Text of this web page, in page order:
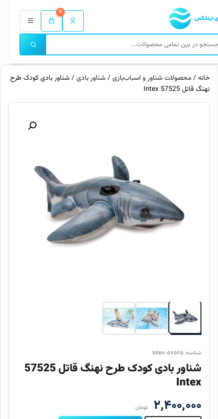
0
خانه/محصولات شناور و اسباب‌بازی/شناور بادی/ شناور بادی کودک طرح
نهنگ قاتل 57525 Intex
شناسه: Intex-۵۷۵۲۵
شناور بادی کودک طرح نهنگ قاتل 57525
Intex
۲,۴۰۰,۰۰۰ تومان